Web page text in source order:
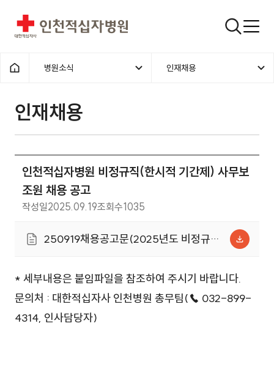
인천적십자병원 검색창
홈으로
병원소식 인재채용
인재채용
인천적십자병원 비정규직(한시적 기간제) 사무보
조원 채용 공고
작성일2025.09.19조회수1035
250919채용공고문(2025년도 비정규직
* 세부내용은 붙임파일을 참조하여 주시기 바랍니다.
문의처 : 대한적십자사 인천병원 총무팀(☎ 032-899-
4314, 인사담당자)